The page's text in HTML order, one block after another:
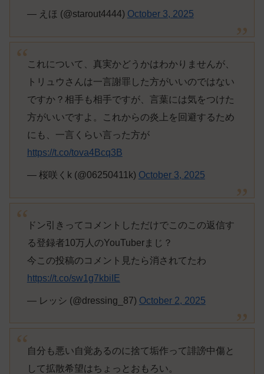
— えほ (@starout4444) October 3, 2025
これについて、真実かどうかはわかりませんが、
トリュウさんは一言謝罪した方がいいのではない
ですか？相手も相手ですが、言葉には気をつけた
方がいいですよ。これからの炎上を回避するため
にも、一言くらい言った方が
https://t.co/tova4Bcq3B
— 桜咲くk (@06250411k) October 3, 2025
ドン引きってコメントしただけでこのこの返信す
る登録者10万人のYouTuberまじ？
今この投稿のコメント見たら消されてたわ
https://t.co/sw1g7kbiIE
— レッシ (@dressing_87) October 2, 2025
自分も悪い自覚あるのに捨て垢作って誹謗中傷と
して拡散希望はちょっとおもろい。